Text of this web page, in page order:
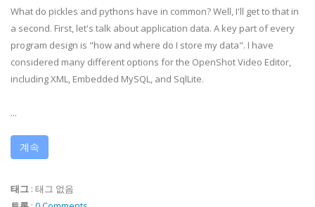
What do pickles and pythons have in common? Well, I'll get to that in
a second. First, let's talk about application data. A key part of every
program design is "how and where do I store my data". I have
considered many different options for the OpenShot Video Editor,
including XML, Embedded MySQL, and SqlLite.
...
계속
태그 : 태그 없음